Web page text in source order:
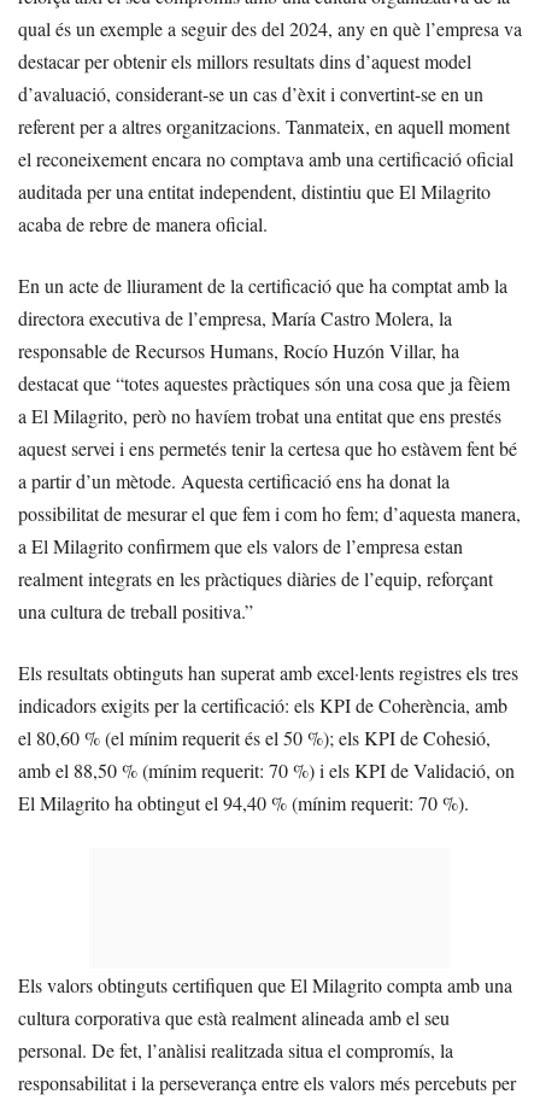
qual és un exemple a seguir des del 2024, any en què l’empresa va
destacar per obtenir els millors resultats dins d’aquest model
d’avaluació, considerant-se un cas d’èxit i convertint-se en un
referent per a altres organitzacions. Tanmateix, en aquell moment
el reconeixement encara no comptava amb una certificació oficial
auditada per una entitat independent, distintiu que El Milagrito
acaba de rebre de manera oficial.
En un acte de lliurament de la certificació que ha comptat amb la
directora executiva de l’empresa, María Castro Molera, la
responsable de Recursos Humans, Rocío Huzón Villar, ha
destacat que “totes aquestes pràctiques són una cosa que ja fèiem
a El Milagrito, però no havíem trobat una entitat que ens prestés
aquest servei i ens permetés tenir la certesa que ho estàvem fent bé
a partir d’un mètode. Aquesta certificació ens ha donat la
possibilitat de mesurar el que fem i com ho fem; d’aquesta manera,
a El Milagrito confirmem que els valors de l’empresa estan
realment integrats en les pràctiques diàries de l’equip, reforçant
una cultura de treball positiva.”
Els resultats obtinguts han superat amb excel·lents registres els tres
indicadors exigits per la certificació: els KPI de Coherència, amb
el 80,60 % (el mínim requerit és el 50 %); els KPI de Cohesió,
amb el 88,50 % (mínim requerit: 70 %) i els KPI de Validació, on
El Milagrito ha obtingut el 94,40 % (mínim requerit: 70 %).
Els valors obtinguts certifiquen que El Milagrito compta amb una
cultura corporativa que està realment alineada amb el seu
personal. De fet, l’anàlisi realitzada situa el compromís, la
responsabilitat i la perseverança entre els valors més percebuts per